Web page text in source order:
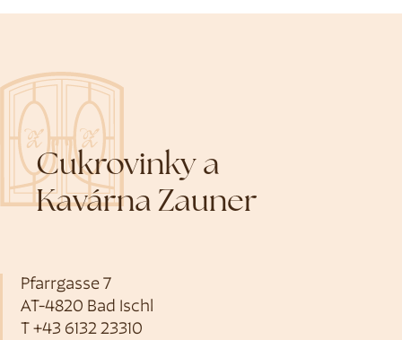
Cukrovinky a
Kavárna Zauner
Pfarrgasse 7
AT-4820 Bad Ischl
T +43 6132 23310